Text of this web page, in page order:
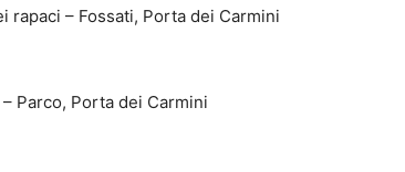
– Fossati, Porta dei Carmini
Parco, Porta dei Carmini